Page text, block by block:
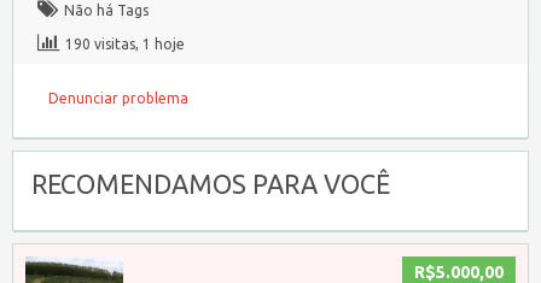
Não há Tags
190 visitas, 1 hoje
Denunciar problema
RECOMENDAMOS PARA VOCÊ
R$5.000,00